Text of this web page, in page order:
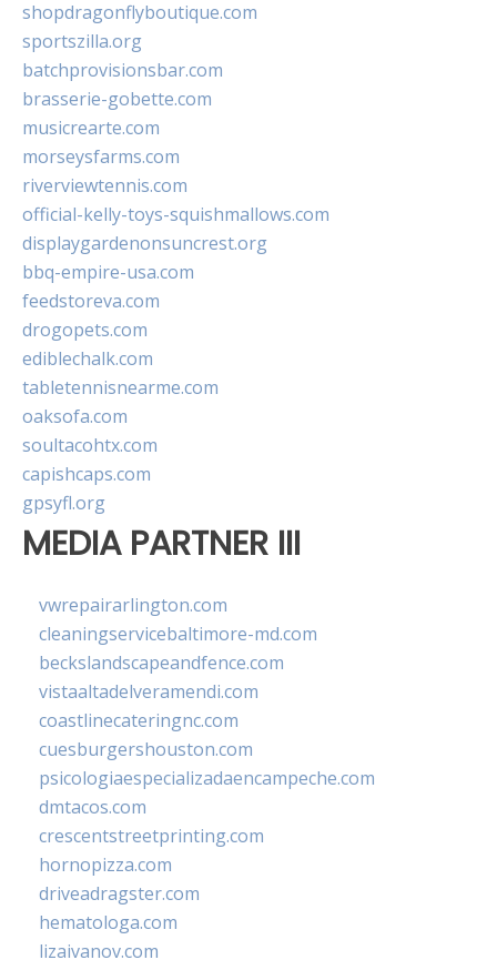
shopdragonflyboutique.com
sportszilla.org
batchprovisionsbar.com
brasserie-gobette.com
musicrearte.com
morseysfarms.com
riverviewtennis.com
official-kelly-toys-squishmallows.com
displaygardenonsuncrest.org
bbq-empire-usa.com
feedstoreva.com
drogopets.com
ediblechalk.com
tabletennisnearme.com
oaksofa.com
soultacohtx.com
capishcaps.com
gpsyfl.org
MEDIA PARTNER III
vwrepairarlington.com
cleaningservicebaltimore-md.com
beckslandscapeandfence.com
vistaaltadelveramendi.com
coastlinecateringnc.com
cuesburgershouston.com
psicologiaespecializadaencampeche.com
dmtacos.com
crescentstreetprinting.com
hornopizza.com
driveadragster.com
hematologa.com
lizaivanov.com